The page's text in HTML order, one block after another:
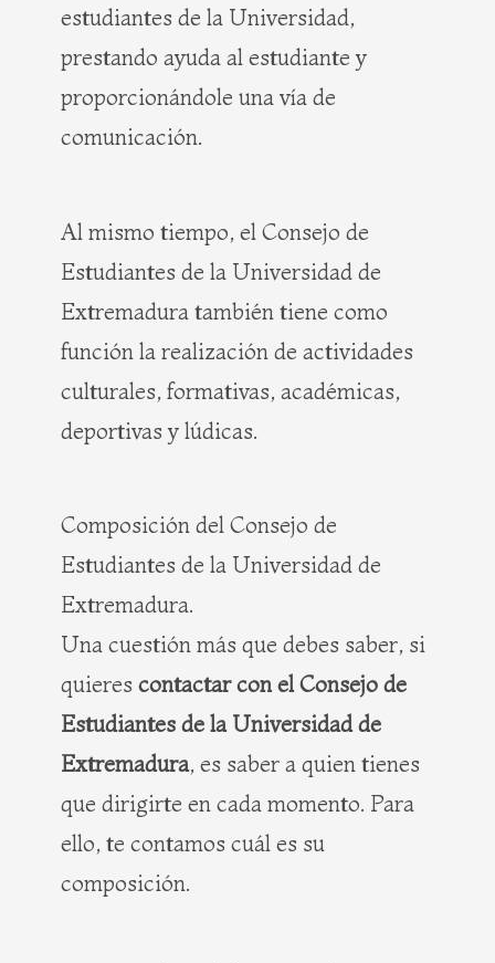
estudiantes de la Universidad,
prestando ayuda al estudiante y
proporcionándole una vía de
comunicación.
Al mismo tiempo, el Consejo de
Estudiantes de la Universidad de
Extremadura­ también tiene como
función la realización de actividades
culturales, formativas, académicas,
deportivas y lúdicas.
Composición del Consejo de
Estudiantes de la Universidad de
Extremadura.
Una cuestión más que debes saber, si
quieres contactar con el Consejo de
Estudiantes de la Universidad de
Extremadura, es saber a quien tienes
que dirigirte en cada momento. Para
ello, te contamos cuál es su
composición.